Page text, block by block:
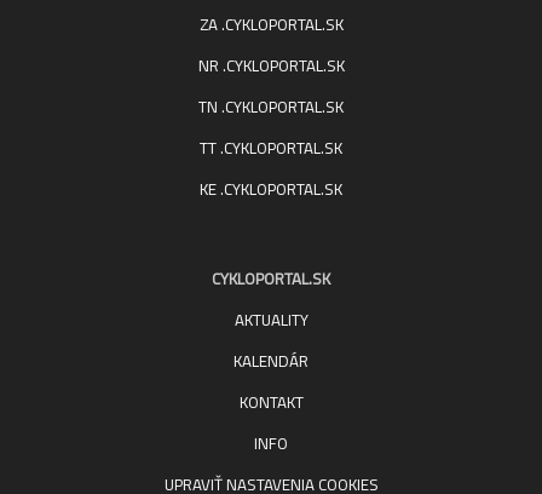
ZA .CYKLOPORTAL.SK
NR .CYKLOPORTAL.SK
TN .CYKLOPORTAL.SK
TT .CYKLOPORTAL.SK
KE .CYKLOPORTAL.SK
CYKLOPORTAL.SK
AKTUALITY
KALENDÁR
KONTAKT
INFO
UPRAVIŤ NASTAVENIA COOKIES